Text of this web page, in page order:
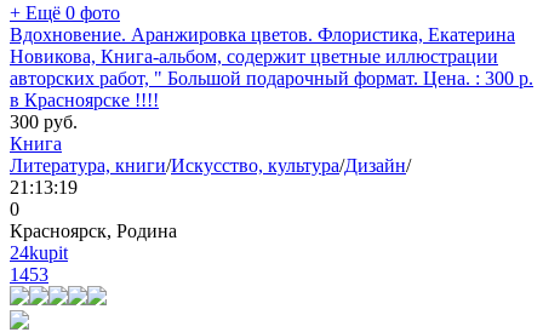
+ Ещё 0 фото
Вдохновение. Аранжировка цветов. Флористика, Екатерина
Новикова, Книга-альбом, содержит цветные иллюстрации
авторских работ, " Большой подарочный формат. Цена. : 300 р.
в Красноярске !!!!
300 руб.
Книга
Литература, книги/Искусство, культура/Дизайн/
21:13:19
0
Красноярск, Родина
24kupit
1453